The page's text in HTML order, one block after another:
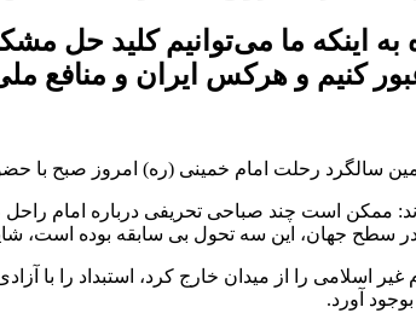
اینکه ما می‌توانیم کلید حل
کنیم و هرکس ایران و منافع
سالگرد رحلت امام خمینی (ره) امروز صبح با
جهان، این سه تحول بی سابقه بوده است،
غیر اسلامی را از میدان خارج کرد، استبداد را با
آورد.